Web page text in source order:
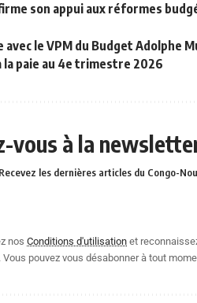
son appui aux réformes
avec le VPM du Budget Adolphe
paie au 4e trimestre 2026
vous à la
les dernières articles du Congo-
nos Conditions d'utilisation et
. Vous pouvez vous désabonner à tout